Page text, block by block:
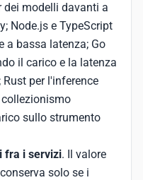
dei modelli davanti a
Node.js e TypeScript
a bassa latenza; Go
il carico e la latenza
per l'inference
sullo strumento
fra i servizi. Il valore
solo se i